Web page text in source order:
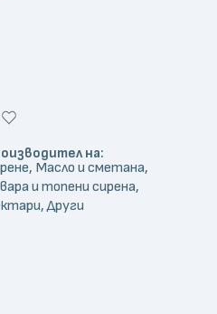
на:
Масло и сметана,
и топени сирена,
Други